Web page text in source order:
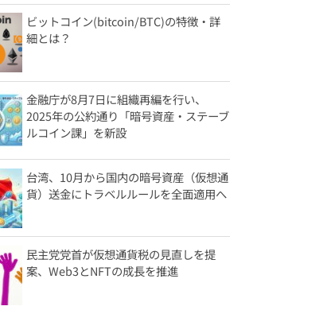
ビットコイン(bitcoin/BTC)の特徴・詳
細とは？
金融庁が8月7日に組織再編を行い、
2025年の公約通り「暗号資産・ステーブ
ルコイン課」を新設
台湾、10月から国内の暗号資産（仮想通
貨）送金にトラベルルールを全面適用へ
民主党党首が仮想通貨税の見直しを提
案、Web3とNFTの成長を推進